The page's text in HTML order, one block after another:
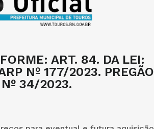
ART. 84. DA LEI:
Nº 177/2023. PREGÃO
Nº 34/2023.